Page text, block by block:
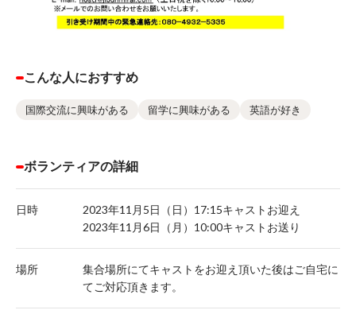
こんな人におすすめ
国際交流に興味がある 留学に興味がある 英語が好き
ボランティアの詳細
日時
2023年11月5日（日）17:15キャストお迎え
2023年11月6日（月）10:00キャストお送り
場所
集合場所にてキャストをお迎え頂いた後はご自宅に
てご対応頂きます。